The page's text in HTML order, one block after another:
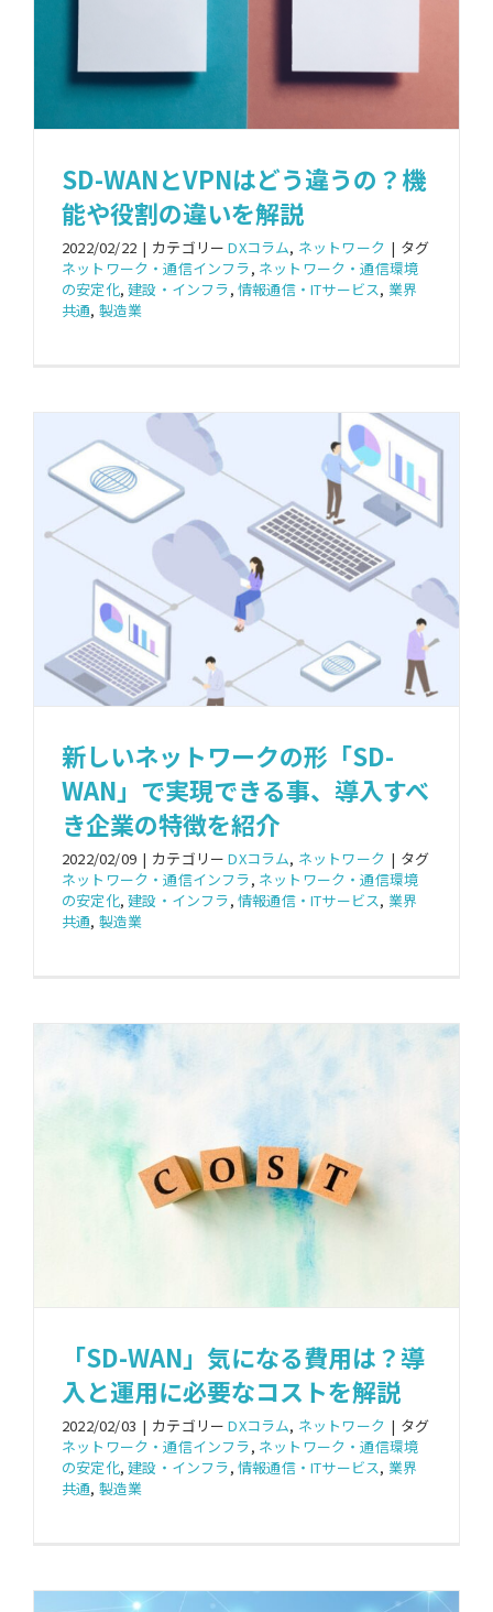
SD-WANとVPNはどう違うの？機
能や役割の違いを解説
2022/02/22 | カテゴリーDXコラム, ネットワーク | タグ
ネットワーク・通信インフラ, ネットワーク・通信環境
の安定化,建設・インフラ,情報通信・ITサービス, 業界
共通, 製造業
新しいネットワークの形「SD-
WAN」で実現できる事、導入すべ
き企業の特徴を紹介
2022/02/09 | カテゴリーDXコラム, ネットワーク | タグ
ネットワーク・通信インフラ, ネットワーク・通信環境
の安定化,建設・インフラ,情報通信・ITサービス, 業界
共通, 製造業
「SD-WAN」気になる費用は？導
入と運用に必要なコストを解説
2022/02/03 | カテゴリーDXコラム, ネットワーク | タグ
ネットワーク・通信インフラ, ネットワーク・通信環境
の安定化,建設・インフラ,情報通信・ITサービス, 業界
共通, 製造業